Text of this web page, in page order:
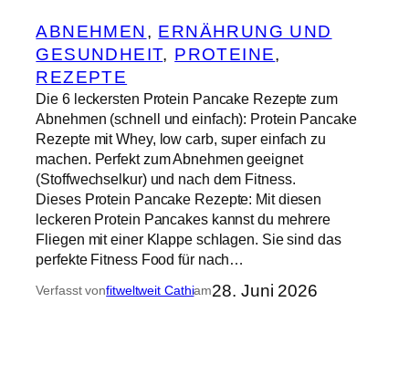
ABNEHMEN, ERNÄHRUNG UND
GESUNDHEIT, PROTEINE
REZEPTE
Die 6 leckersten Protein Pancake Rezepte zum
Abnehmen (schnell und einfach): Protein Pancake
Rezepte mit Whey, low carb, super einfach zu
machen. Perfekt zum Abnehmen geeignet
(Stoffwechselkur) und nach dem Fitness.
Dieses Protein Pancake Rezepte: Mit diesen
leckeren Protein Pancakes kannst du mehrere
Fliegen mit einer Klappe schlagen. Sie sind das
perfekte Fitness Food für nach…
Verfasst vonfitweltweit Cathiam28. Juni 2026